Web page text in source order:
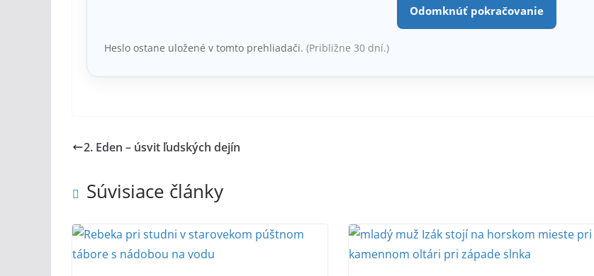
Odomknúť pokračovanie
Heslo ostane uložené v tomto prehliadači. (Približne 30 dní.)
2. Eden – úsvit ľudských dejín
Súvisiace články